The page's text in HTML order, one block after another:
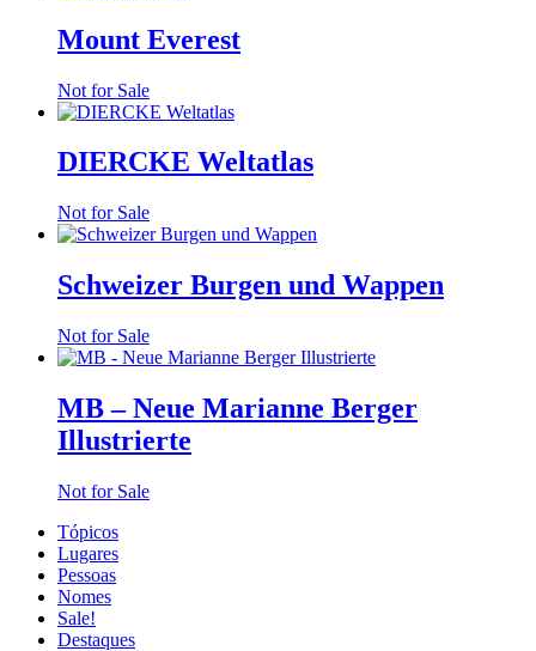
Mount Everest
Not for Sale
DIERCKE Weltatlas
Not for Sale
Schweizer Burgen und Wappen
Not for Sale
MB – Neue Marianne Berger
Illustrierte
Not for Sale
Tópicos
Lugares
Pessoas
Nomes
Sale!
Destaques